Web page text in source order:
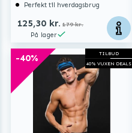
Perfekt til hverdagsbrug
125,30 kr. 179 kr.
På lager
TILBUD
40% VUXEN DEALS
-40%